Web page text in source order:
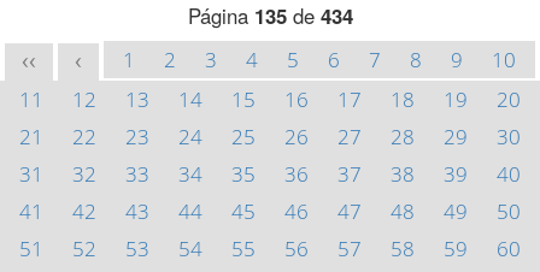
Página 135de 434
<< < 1 2 3 4 5 6 7 8 9
10
11
12 13 14 15 16 17 18 19
20
21
22 23 24 25 26 27 28 29
30
31
32 33 34 35 36 37 38 39
40
41
42 43 44 45 46 47 48 49
50
51
52 53 54 55 56 57 58 59
60